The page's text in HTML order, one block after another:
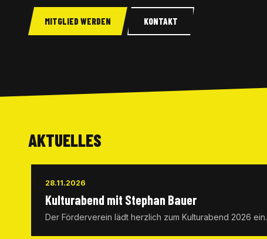
MITGLIED WERDEN KONTAKT
AKTUELLES
28.11.2026
Kulturabend mit Stephan Bauer
Der Förderverein lädt herzlich zum Kulturabend 2026 ein.